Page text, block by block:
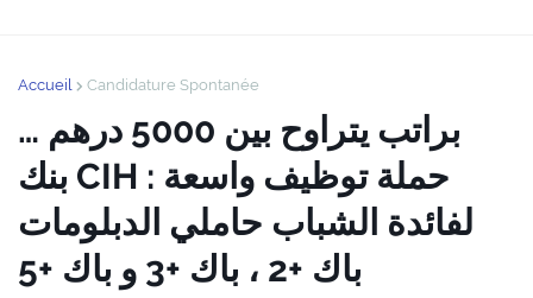
Accueil Candidature Spontanée
براتب يتراوح بين 5000 درهم …
بنك CIH : حملة توظيف واسعة
لفائدة الشباب حاملي الدبلومات
باك +2 ، باك +3 و باك +5